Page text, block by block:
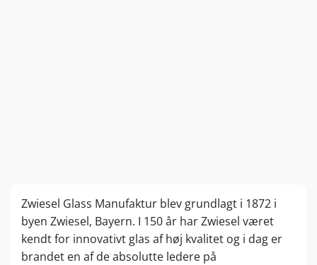
Zwiesel Glass Manufaktur blev grundlagt i 1872 i
byen Zwiesel, Bayern. I 150 år har Zwiesel været
kendt for innovativt glas af høj kvalitet og i dag er
brandet en af de absolutte ledere på